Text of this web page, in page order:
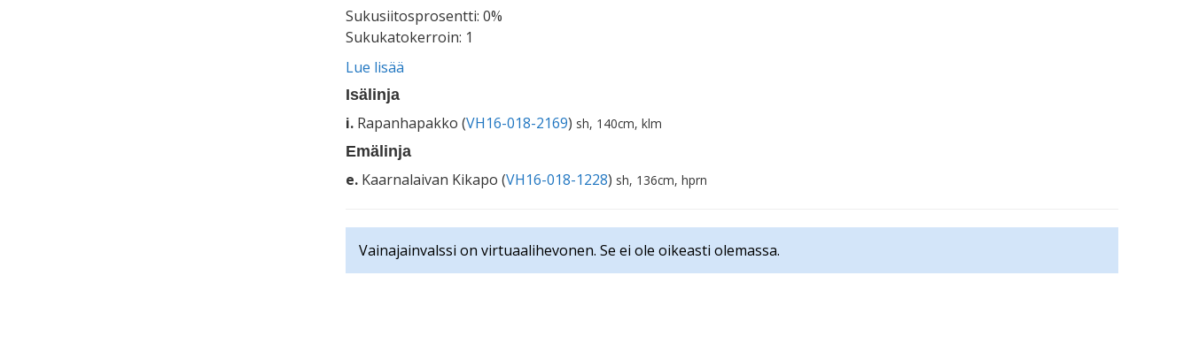
Sukusiitosprosentti: 0%
Sukukatokerroin: 1
Lue lisää
Isälinja
i. Rapanhapakko (VH16-018-2169) sh, 140cm, klm
Emälinja
e. Kaarnalaivan Kikapo (VH16-018-1228) sh, 136cm, hprn
Vainajainvalssi on virtuaalihevonen. Se ei ole oikeasti olemassa.